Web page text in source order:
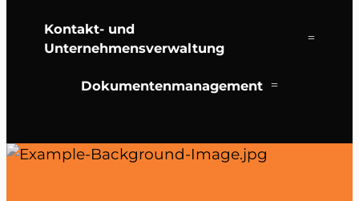
Kontakt- und
Unternehmensverwaltung
Dokumentenmanagement